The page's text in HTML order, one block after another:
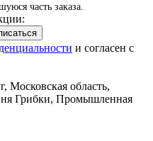
часть заказа.
и согласен с
Московская область,
Грибки, Промышленная